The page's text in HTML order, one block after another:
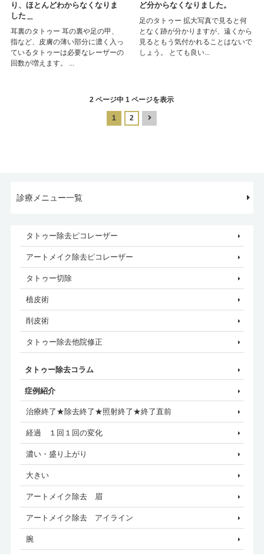
り、ほとんどわからなくなりま
した＿
耳裏のタトゥー 耳の裏や足の甲、
指など、皮膚の薄い部分に濃く入っ
ているタトゥーは必要なレーザーの
回数が増えます。 ...
ど分からなくなりました。
足のタトゥー 拡大写真で見ると何
となく跡が分かりますが、遠くから
見るともう気付かれることはないで
しょう。 とても良い...
2 ページ中 1 ページを表示
1 2
診療メニュー一覧
タトゥー除去ピコレーザー
アートメイク除去ピコレーザー
タトゥー切除
植皮術
削皮術
タトゥー除去他院修正
タトゥー除去コラム
症例紹介
治療終了★除去終了★照射終了★終了直前
経過 １回１回の変化
濃い・盛り上がり
大きい
アートメイク除去 眉
アートメイク除去 アイライン
腕